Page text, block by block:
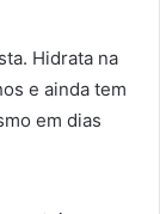
Hidrata na
e ainda tem
em dias